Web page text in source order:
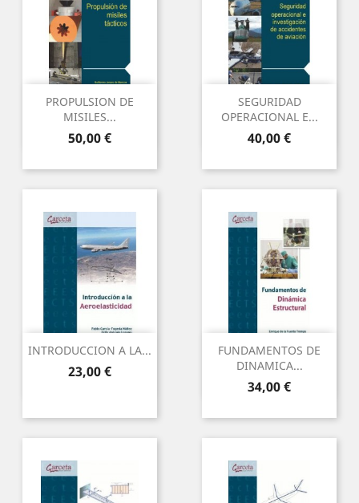
PROPULSION DE
MISILES...
Precio
50,00 €
SEGURIDAD
OPERACIONAL E...
Precio
40,00 €
INTRODUCCION A LA...
Precio
23,00 €
FUNDAMENTOS DE
DINAMICA...
Precio
34,00 €